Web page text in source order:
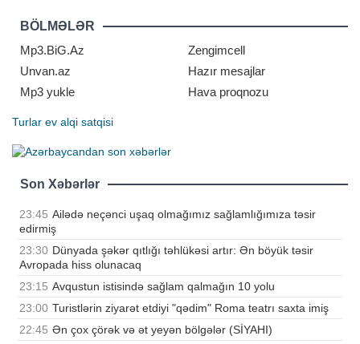
xərcləyən klubların reytinqini tərtib
edib. -a istinadən xəbər verir ki, bir
çox gözləntilərin əksinə olaraq, PSJ
siyahıda yalnız üçünc
BÖLMƏLƏR
Mp3.BiG.Az
Zengimcell
Unvan.az
Hazır mesajlar
Mp3 yukle
Hava proqnozu
Turlar ev alqi satqisi
Son Xəbərlər
23:45 Ailədə neçənci uşaq olmağımız sağlamlığımıza təsir
edirmiş
23:30 Dünyada şəkər qıtlığı təhlükəsi artır: Ən böyük təsir
Avropada hiss olunacaq
23:15 Avqustun istisində sağlam qalmağın 10 yolu
23:00 Turistlərin ziyarət etdiyi "qədim" Roma teatrı saxta imiş
22:45 Ən çox çörək və ət yeyən bölgələr (SİYAHI)